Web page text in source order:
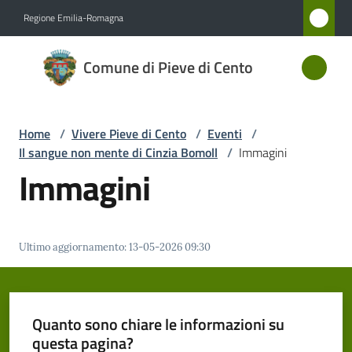
Regione Emilia-Romagna
Comune di Pieve di Cento
Comune
di Pieve
Servizi
Vivere
Pieve
Home / Vivere Pieve di Cento / Eventi /
Il sangue non mente di Cinzia Bomoll / Immagini
Immagini
Ultimo aggiornamento:13-05-2026 09:30
Quanto sono chiare le informazioni su
questa pagina?